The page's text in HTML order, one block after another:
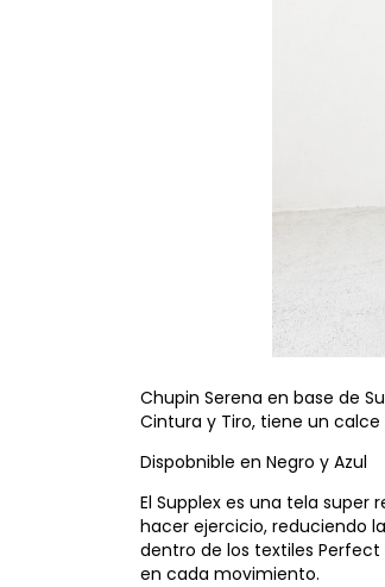
Chupin Serena en base de
Cintura y Tiro, tiene un
Dispobnible en Negro y Azul
El Supplex es una tela
hacer ejercicio, reduciendo
dentro de los textiles
en cada movimiento.